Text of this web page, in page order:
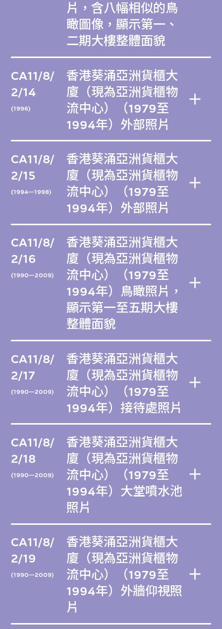
片，含八幅相似的鳥
瞰圖像，顯示第一、
二期大樓整體面貌
CA11/8/
2/14
(1996)
香港葵涌亞洲貨櫃大
廈（現為亞洲貨櫃物
流中心）（1979至
1994年）外部照片
CA11/8/
2/15
(1994—1998)
香港葵涌亞洲貨櫃大
廈（現為亞洲貨櫃物
流中心）（1979至
1994年）外部照片
CA11/8/
2/16
(1990—2009)
香港葵涌亞洲貨櫃大
廈（現為亞洲貨櫃物
流中心）（1979至
1994年）鳥瞰照片，
顯示第一至五期大樓
整體面貌
CA11/8/
2/17
(1990—2009)
香港葵涌亞洲貨櫃大
廈（現為亞洲貨櫃物
流中心）（1979至
1994年）接待處照片
CA11/8/
2/18
(1990—2009)
香港葵涌亞洲貨櫃大
廈（現為亞洲貨櫃物
流中心）（1979至
1994年）大堂噴水池
照片
CA11/8/
2/19
(1990—2009)
香港葵涌亞洲貨櫃大
廈（現為亞洲貨櫃物
流中心）（1979至
1994年）外牆仰視照
片